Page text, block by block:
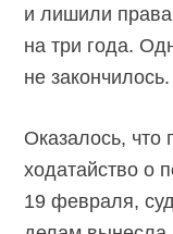
и лишили
на три года.
не закончилось.
Оказалось, что
ходатайство о
19 февраля,